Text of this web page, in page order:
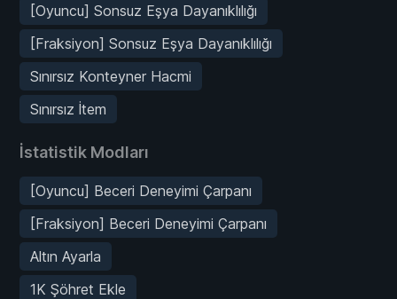
[Oyuncu] Sonsuz Eşya Dayanıklılığı
[Fraksiyon] Sonsuz Eşya Dayanıklılığı
Sınırsız Konteyner Hacmi
Sınırsız İtem
İstatistik Modları
[Oyuncu] Beceri Deneyimi Çarpanı
[Fraksiyon] Beceri Deneyimi Çarpanı
Altın Ayarla
1K Şöhret Ekle